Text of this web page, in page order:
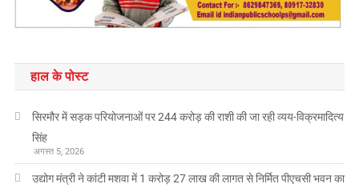
हाल के पोस्ट
सिरमौर में सड़क परियोजनाओं पर 244 करोड़ की राशी की जा रही व्यय-विक्रमादित्य
सिंह
अगस्त 5, 2026
उद्योग मंत्री ने कांटी मशवा में 1 करोड़ 27 लाख की लागत से निर्मित पीएचसी भवन का